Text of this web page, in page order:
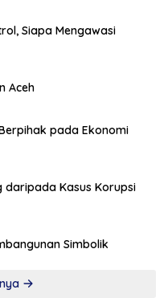
Siapa Mengawasi
Aceh
pada Ekonomi
daripada Kasus Korupsi
Simbolik